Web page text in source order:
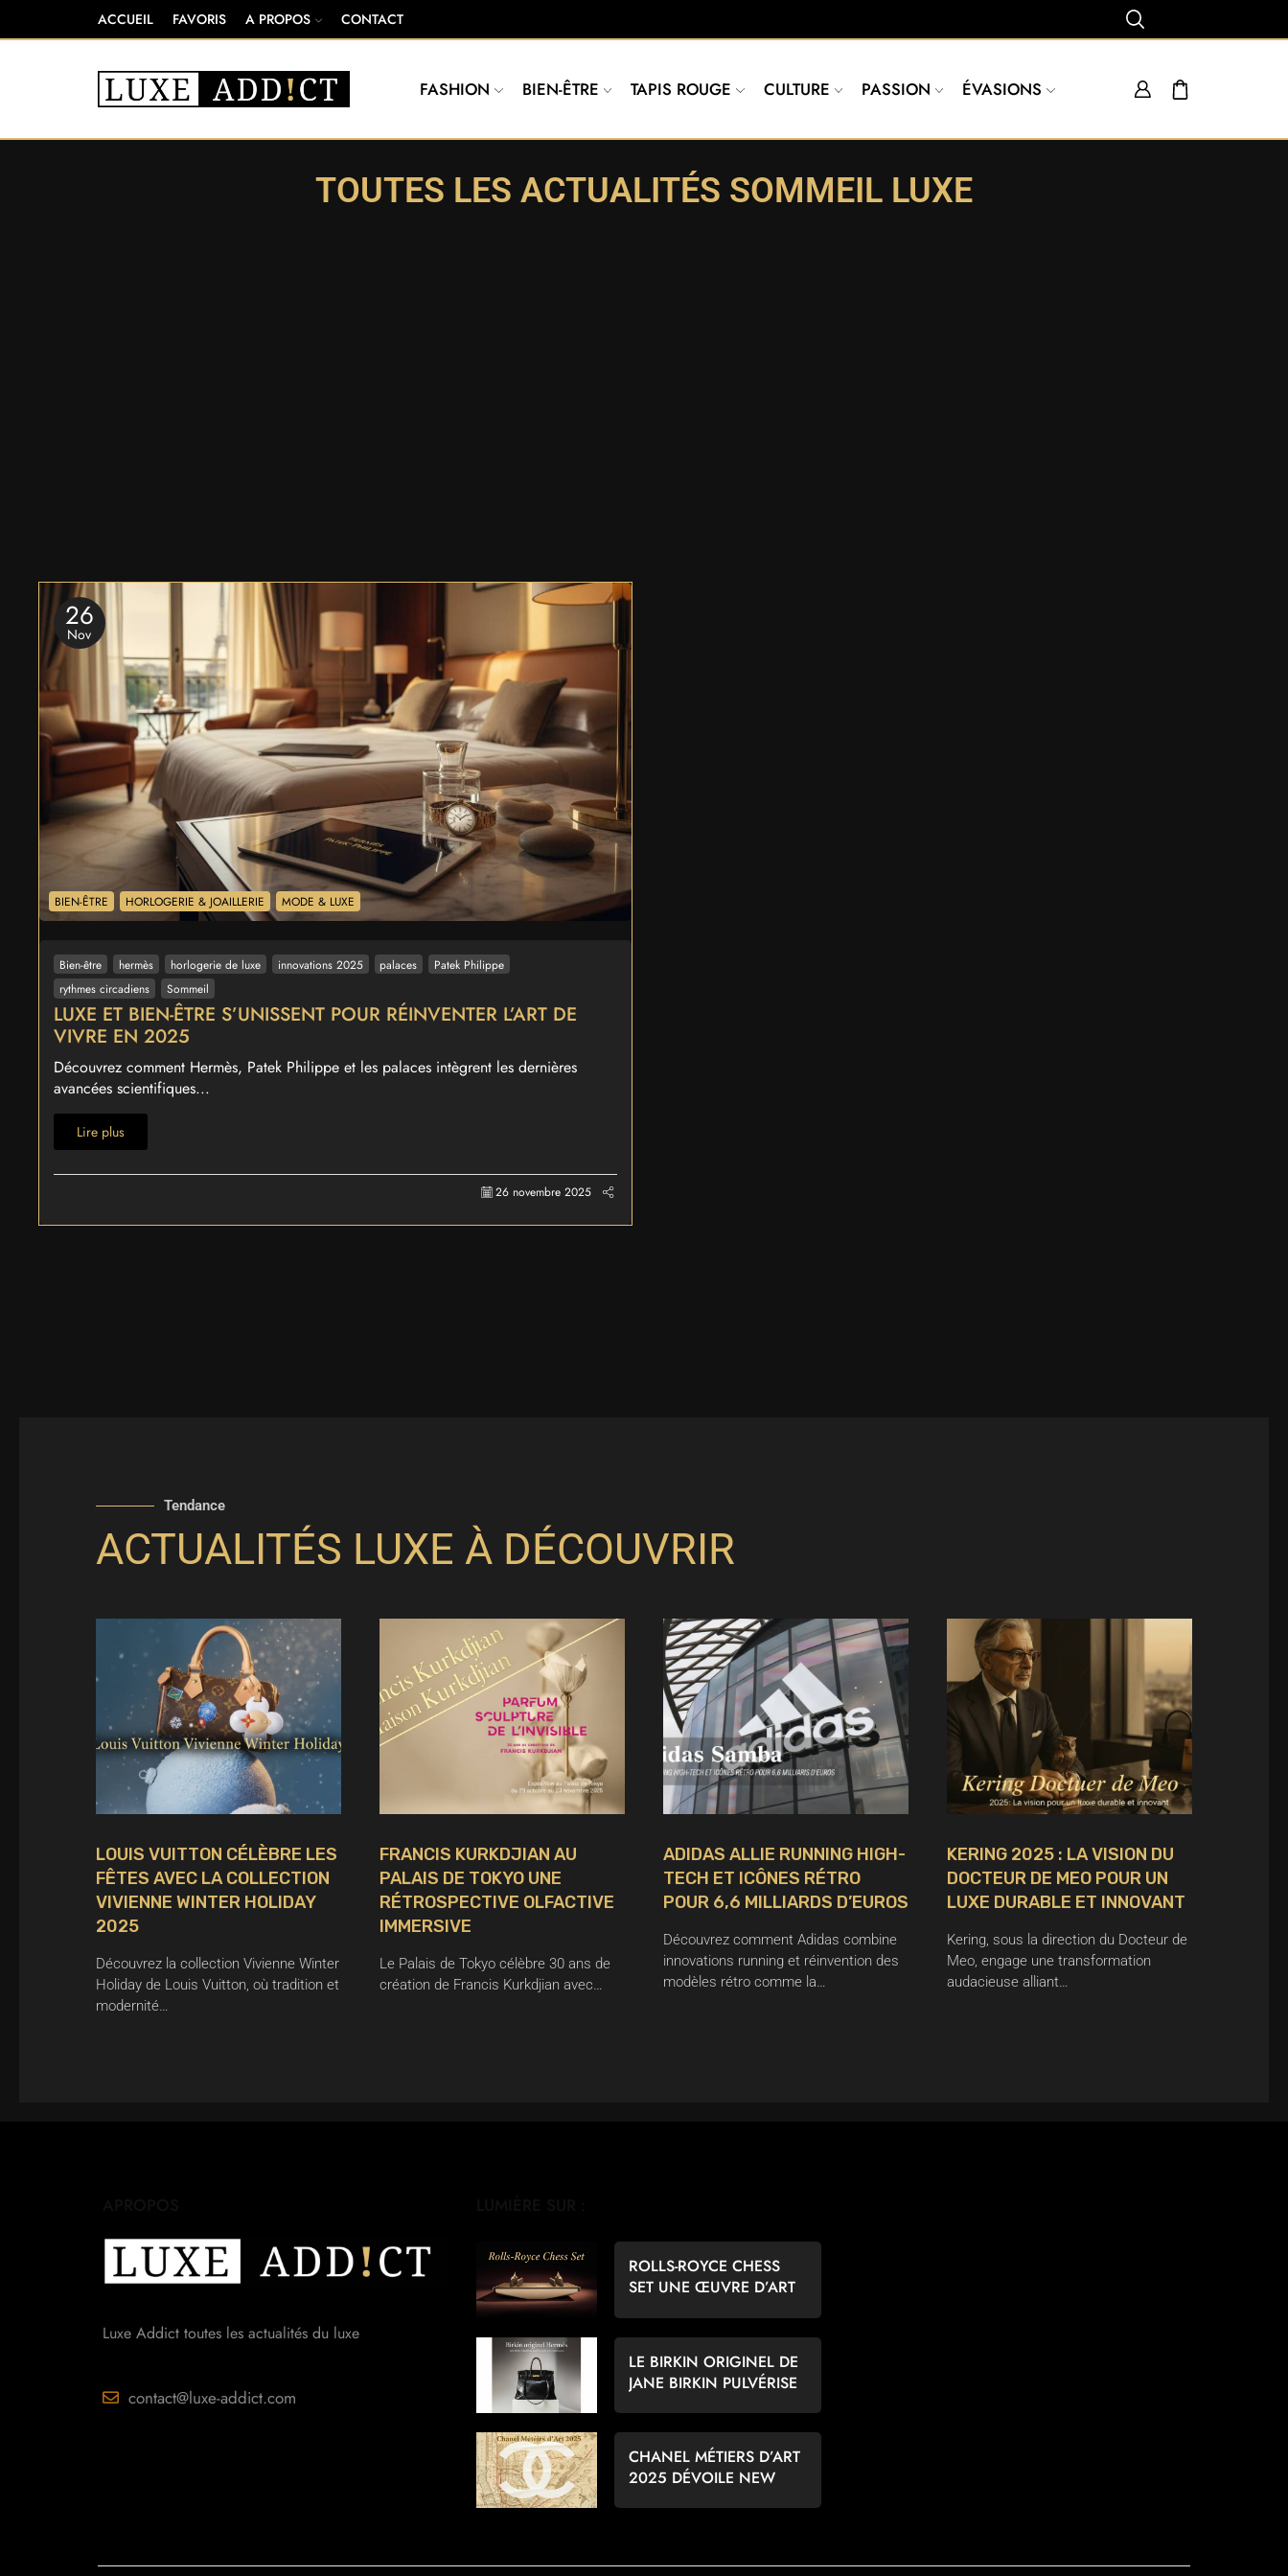
ACCUEIL FAVORIS A PROPOS CONTACT
FASHION BIEN-ÊTRE TAPIS ROUGE CULTURE PASSION ÉVASIONS
TOUTES LES ACTUALITÉS SOMMEIL LUXE
26
Nov
BIEN-ÊTRE HORLOGERIE & JOAILLERIE MODE & LUXE
Bien-être hermès horlogerie de luxe innovations 2025 palaces
Patek Philippe
rythmes circadiens
Sommeil
LUXE ET BIEN-ÊTRE S’UNISSENT POUR RÉINVENTER L’ART DE
VIVRE EN 2025
Découvrez comment Hermès, Patek Philippe et les palaces intègrent les dernières
avancées scientifiques...
Lire plus
26 novembre 2025
Tendance
ACTUALITÉS LUXE À DÉCOUVRIR
LOUIS VUITTON CÉLÈBRE LES
FÊTES AVEC LA COLLECTION
VIVIENNE WINTER HOLIDAY
2025
Découvrez la collection Vivienne Winter
Holiday de Louis Vuitton, où tradition et
modernité…
FRANCIS KURKDJIAN AU
PALAIS DE TOKYO UNE
RÉTROSPECTIVE OLFACTIVE
IMMERSIVE
Le Palais de Tokyo célèbre 30 ans de
création de Francis Kurkdjian avec…
ADIDAS ALLIE RUNNING HIGH-
TECH ET ICÔNES RÉTRO
POUR 6,6 MILLIARDS D’EUROS
Découvrez comment Adidas combine
innovations running et réinvention des
modèles rétro comme la…
KERING 2025 : LA VISION DU
DOCTEUR DE MEO POUR UN
LUXE DURABLE ET INNOVANT
Kering, sous la direction du Docteur de
Meo, engage une transformation
audacieuse alliant…
Luxe Addict toutes les actualités du luxe
contact@luxe-addict.com
ROLLS-ROYCE CHESS
SET UNE ŒUVRE D’ART
LE BIRKIN ORIGINEL DE
JANE BIRKIN PULVÉRISE
CHANEL MÉTIERS D’ART
2025 DÉVOILE NEW